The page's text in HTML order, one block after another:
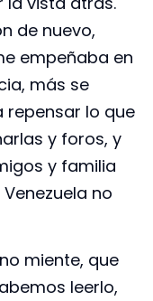
de nuevo,
empeñaba en
más se
repensar lo que
y foros, y
y familia
no
miente, que
leerlo,